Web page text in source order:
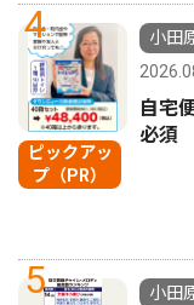
4
ピックアッ
プ（PR）
小田
自宅
必須
5
小田